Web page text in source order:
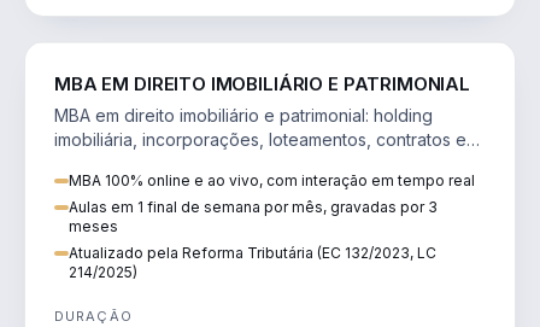
MBA EM DIREITO IMOBILIÁRIO E PATRIMONIAL
MBA em direito imobiliário e patrimonial: holding
imobiliária, incorporações, loteamentos, contratos e
MBA 100% online e ao vivo, com interação em tempo real
Aulas em 1 final de semana por mês, gravadas por 3
meses
Atualizado pela Reforma Tributária (EC 132/2023, LC
214/2025)
DURAÇÃO